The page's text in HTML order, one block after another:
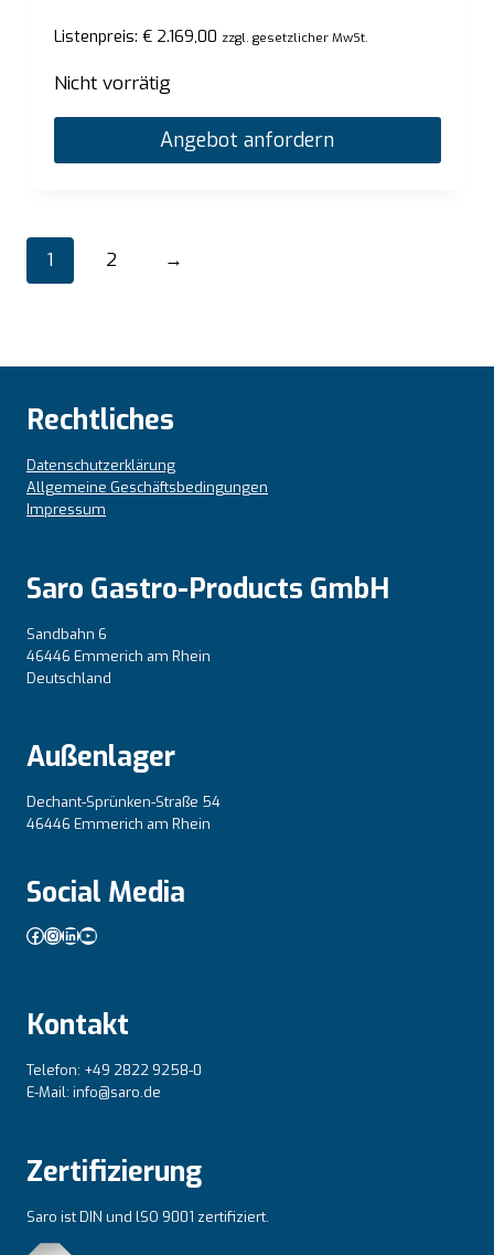
Listenpreis: €2.169,00 zzgl. gesetzlicher MwSt.
Nicht vorrätig
Angebot anfordern
1 2 →
Rechtliches
Datenschutzerklärung
Allgemeine Geschäftsbedingungen
Impressum
Saro Gastro-Products GmbH
Sandbahn 6
46446 Emmerich am Rhein
Deutschland
Außenlager
Dechant-Sprünken-Straße 54
46446 Emmerich am Rhein
Social Media
Facebook
Instagram
LinkedIn
YouTube
Kontakt
Telefon: +49 2822 9258-0
E-Mail: info@saro.de
Zertifizierung
Saro ist DIN und lSO 9001 zertifiziert.